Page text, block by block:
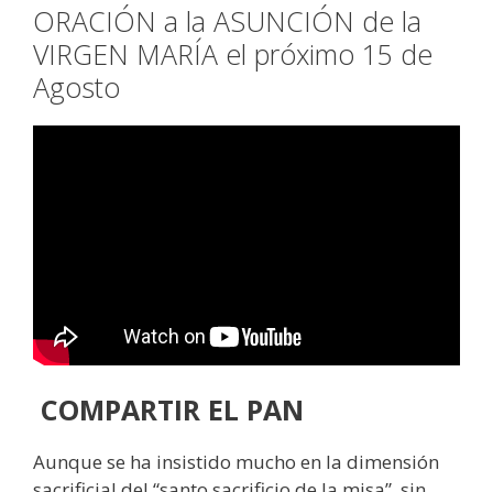
ORACIÓN a la ASUNCIÓN de la
VIRGEN MARÍA el próximo 15 de
Agosto
COMPARTIR EL PAN
Aunque se ha insistido mucho en la dimensión